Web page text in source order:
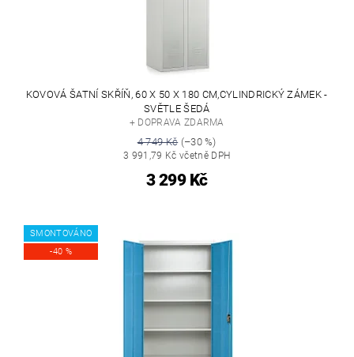
KOVOVÁ ŠATNÍ SKŘÍŇ, 60 X 50 X 180 CM,CYLINDRICKÝ ZÁMEK -
SVĚTLE ŠEDÁ
+ DOPRAVA ZDARMA
4 749 Kč(–30 %)
3 991,79 Kč včetně DPH
3 299 Kč
SMONTOVÁNO
-40 %